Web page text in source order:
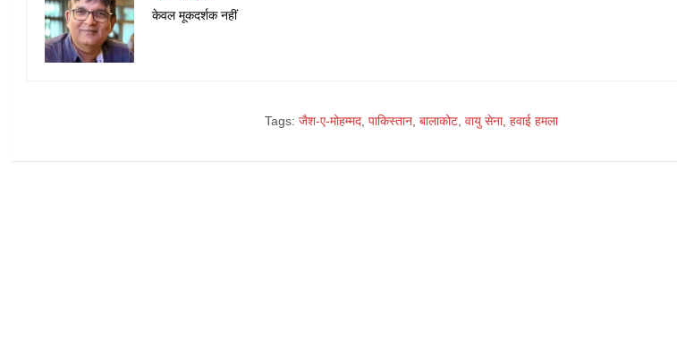
केवल मूकदर्शक नहीं
Tags: जैश-ए-मोहम्मद,पाकिस्तान,बालाकोट,वायु सेना,हवाई हमला